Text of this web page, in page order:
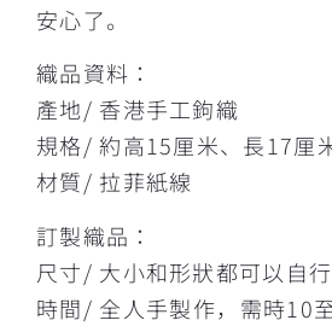
安心了。
織品資料：
產地/ 香港手工鉤織
規格/ 約高15厘米、長17厘
材質/ 拉菲紙線
訂製織品：
尺寸/ 大小和形狀都可以自
時間/ 全人手製作，需時10